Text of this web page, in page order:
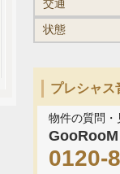
交通
状態
プレシャス
物件の質問・
0120-